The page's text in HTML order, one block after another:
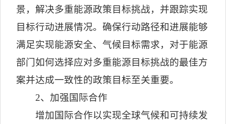
景，解决多重能源政策目标挑战，并跟踪实现
目标行动进展情况。确保行动路径和进展能够
满足实现能源安全、气候目标需求，对于能源
部门如何选择应对多重能源目标挑战的最佳方
案并达成一致性的政策目标至关重要。
2、加强国际合作
增加国际合作以实现全球气候和可持续发